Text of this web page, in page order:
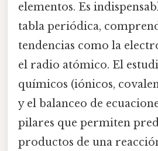
elementos. Es
tabla periódica,
tendencias como la
el radio atómico. El
químicos (iónicos,
y el balanceo de
pilares que permiten
productos de una